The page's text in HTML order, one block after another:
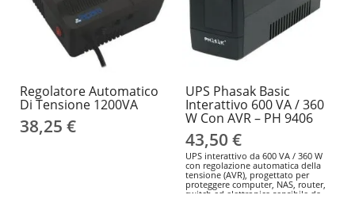
Regolatore Automatico
Di Tensione 1200VA
38,25 €
UPS Phasak Basic
Interattivo 600 VA / 360
W Con AVR – PH 9406
43,50 €
UPS interattivo da 600 VA / 360 W
con regolazione automatica della
tensione (AVR), progettato per
proteggere computer, NAS, router,
switch ed elettronica sensibile da